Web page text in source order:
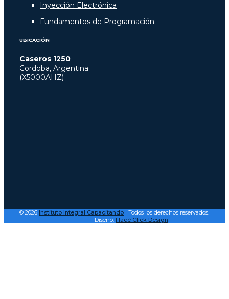
Inyección Electrónica
Fundamentos de Programación
UBICACIÓN
Caseros 1250
Cordoba, Argentina
(X5000AHZ)
© 2026 Instituto Integral Capacitando | Todos los derechos reservados.
Diseño: Hacé Click Design